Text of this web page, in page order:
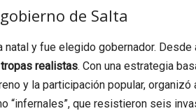
de Salta
natal y fue elegido gobernador.
tropas realistas. Con una estrategia
y la participación popular, organizó
“infernales”, que resistieron seis